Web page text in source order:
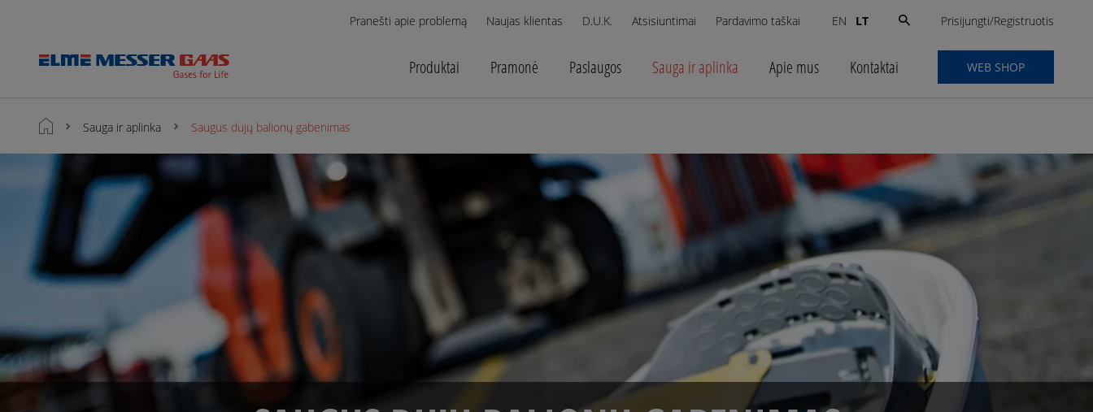
Pranešti apie problemą Naujas klientas D.U.K. Atsisiuntimai Pardavimo taškai EN LT
Search
Prisijungti/Registruotis
Produktai Pramonė Paslaugos Sauga ir aplinka Apie mus Kontaktai WEB SHOP
Sauga ir aplinka Saugus dujų balionų gabenimas